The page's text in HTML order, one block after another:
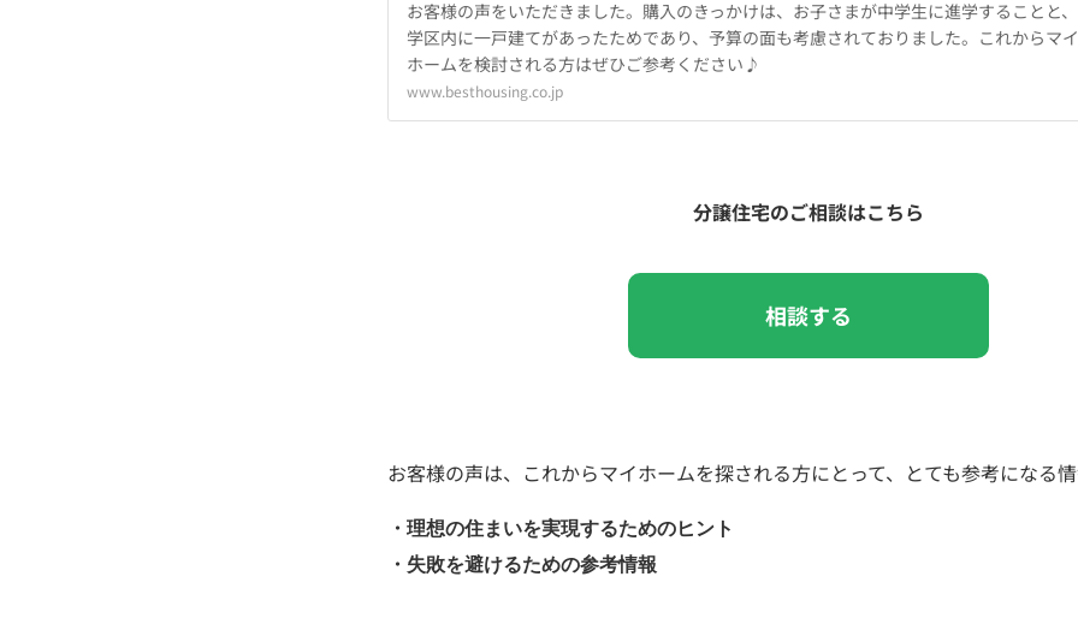
お客様の声をいただきました。購入のきっかけは、お子さまが中学生に進学することと、
学区内に一戸建てがあったためであり、予算の面も考慮されておりました。これからマイ
ホームを検討される方はぜひご参考ください♪
www.besthousing.co.jp
分譲住宅のご相談はこちら
相談する
お客様の声は、これからマイホームを探される方にとって、とても参考になる
・理想の住まいを実現するためのヒント
・失敗を避けるための参考情報